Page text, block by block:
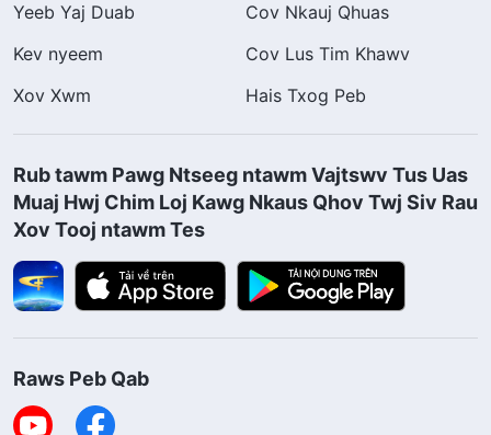
Yeeb Yaj Duab
Cov Nkauj Qhuas
Kev nyeem
Cov Lus Tim Khawv
Xov Xwm
Hais Txog Peb
Rub tawm Pawg Ntseeg ntawm Vajtswv Tus Uas
Muaj Hwj Chim Loj Kawg Nkaus Qhov Twj Siv Rau
Xov Tooj ntawm Tes
Raws Peb Qab